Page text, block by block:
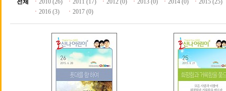
전체 ㆍ 2010 (26) ㆍ 2011 (17) ㆍ 2012 (0) ㆍ 2013 (0) ㆍ 2014 (0) ㆍ 2015 (25)
ㆍ 2016 (3) ㆍ 2017 (0)